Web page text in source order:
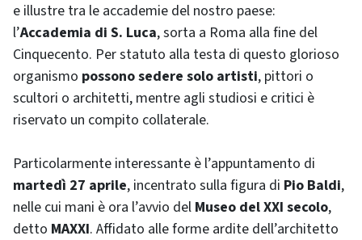
e illustre tra le accademie del nostro paese:
l’Accademia di S. Luca, sorta a Roma alla fine del
Cinquecento. Per statuto alla testa di questo glorioso
organismo possono sedere solo artisti, pittori o
scultori o architetti, mentre agli studiosi e critici è
riservato un compito collaterale.
Particolarmente interessante è l’appuntamento di
martedì 27 aprile, incentrato sulla figura di Pio Baldi,
nelle cui mani è ora l’avvio del Museo del XXI secolo,
detto MAXXI. Affidato alle forme ardite dell’architetto